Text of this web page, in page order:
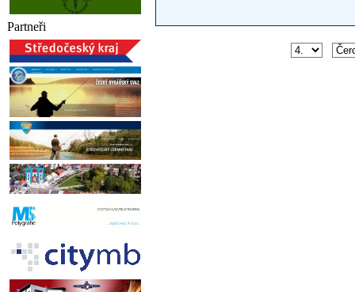
Partneři